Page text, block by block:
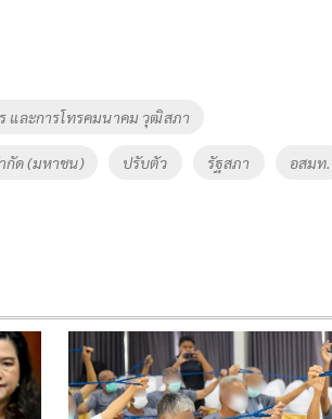
และการโทรคมนาคม วุฒิสภา
กัด (มหาชน) ปรับตัว รัฐสภา อสมท.